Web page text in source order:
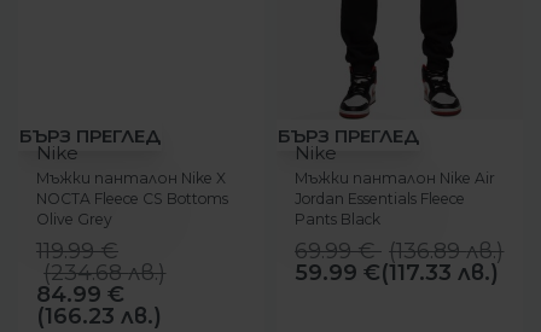
-29%
БЪРЗ ПРЕГЛЕД
Nike
Мъжки панталон Nike X
NOCTA Fleece CS Bottoms
Olive Grey
119.99€
(234.68лв.)
84.99 €
(166.23 лв.)
-14%
БЪРЗ ПРЕГЛЕД
Nike
Мъжки панталон Nike Air
Jordan Essentials Fleece
Pants Black
69.99€ (136.89лв.)
59.99 €(117.33 лв.)